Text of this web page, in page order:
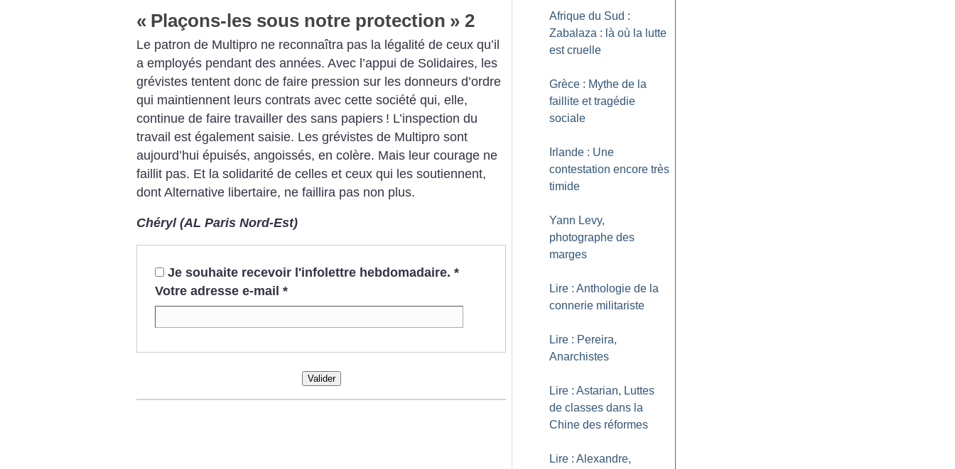
« Plaçons-les sous notre protection » 2
Le patron de Multipro ne reconnaîtra pas la légalité de ceux qu’il
a employés pendant des années. Avec l’appui de Solidaires, les
grévistes tentent donc de faire pression sur les donneurs d’ordre
qui maintiennent leurs contrats avec cette société qui, elle,
continue de faire travailler des sans papiers ! L’inspection du
travail est également saisie. Les grévistes de Multipro sont
aujourd’hui épuisés, angoissés, en colère. Mais leur courage ne
faillit pas. Et la solidarité de celles et ceux qui les soutiennent,
dont Alternative libertaire, ne faillira pas non plus.
Chéryl (AL Paris Nord-Est)
Je souhaite recevoir l'infolettre hebdomadaire. *
Votre adresse e-mail *
Valider
Afrique du Sud :
Zabalaza : là où la lutte
est cruelle
Grèce : Mythe de la
faillite et tragédie
sociale
Irlande : Une
contestation encore très
timide
Yann Levy,
photographe des
marges
Lire : Anthologie de la
connerie militariste
Lire : Pereira,
Anarchistes
Lire : Astarian, Luttes
de classes dans la
Chine des réformes
Lire : Alexandre,